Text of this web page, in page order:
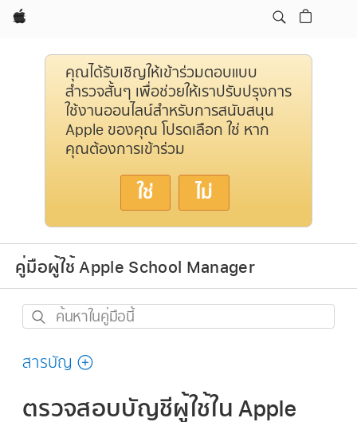
Apple
คุณได้รับเชิญให้เข้าร่วมตอบแบบ
สำรวจสั้นๆ เพื่อช่วยให้เราปรับปรุงการ
ใช้งานออนไลน์สำหรับการสนับสนุน
Apple ของคุณ โปรดเลือก ใช่ หาก
คุณต้องการเข้าร่วม
ใช่ ไม่
คู่มือผู้ใช้ Apple School Manager
ค้นหา
คู่มือ
สารบัญ
ตรวจสอบบัญชีผู้ใช้ใน Apple